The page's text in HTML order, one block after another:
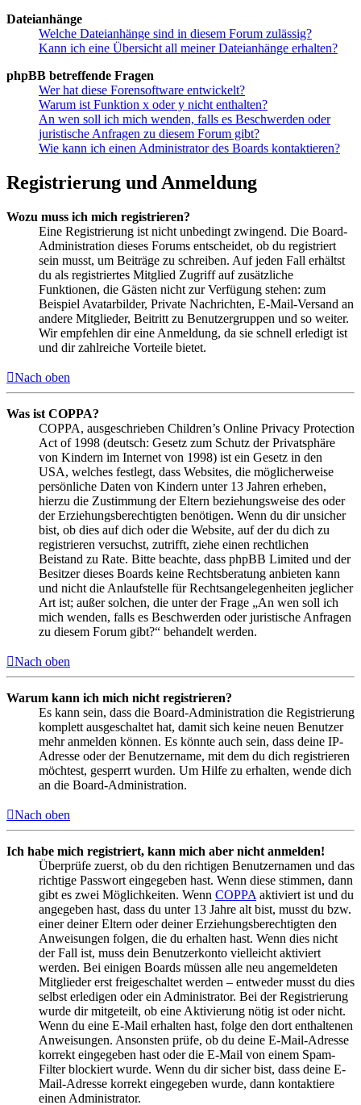
Dateianhänge
Welche Dateianhänge sind in diesem Forum zulässig?
Kann ich eine Übersicht all meiner Dateianhänge erhalten?
phpBB betreffende Fragen
Wer hat diese Forensoftware entwickelt?
Warum ist Funktion x oder y nicht enthalten?
An wen soll ich mich wenden, falls es Beschwerden oder
juristische Anfragen zu diesem Forum gibt?
Wie kann ich einen Administrator des Boards kontaktieren?
Registrierung und Anmeldung
Wozu muss ich mich registrieren?
Eine Registrierung ist nicht unbedingt zwingend. Die Board-
Administration dieses Forums entscheidet, ob du registriert
sein musst, um Beiträge zu schreiben. Auf jeden Fall erhältst
du als registriertes Mitglied Zugriff auf zusätzliche
Funktionen, die Gästen nicht zur Verfügung stehen: zum
Beispiel Avatarbilder, Private Nachrichten, E-Mail-Versand an
andere Mitglieder, Beitritt zu Benutzergruppen und so weiter.
Wir empfehlen dir eine Anmeldung, da sie schnell erledigt ist
und dir zahlreiche Vorteile bietet.
Nach oben
Was ist COPPA?
COPPA, ausgeschrieben Children’s Online Privacy Protection
Act of 1998 (deutsch: Gesetz zum Schutz der Privatsphäre
von Kindern im Internet von 1998) ist ein Gesetz in den
USA, welches festlegt, dass Websites, die möglicherweise
persönliche Daten von Kindern unter 13 Jahren erheben,
hierzu die Zustimmung der Eltern beziehungsweise des oder
der Erziehungsberechtigten benötigen. Wenn du dir unsicher
bist, ob dies auf dich oder die Website, auf der du dich zu
registrieren versuchst, zutrifft, ziehe einen rechtlichen
Beistand zu Rate. Bitte beachte, dass phpBB Limited und der
Besitzer dieses Boards keine Rechtsberatung anbieten kann
und nicht die Anlaufstelle für Rechtsangelegenheiten jeglicher
Art ist; außer solchen, die unter der Frage „An wen soll ich
mich wenden, falls es Beschwerden oder juristische Anfragen
zu diesem Forum gibt?“ behandelt werden.
Nach oben
Warum kann ich mich nicht registrieren?
Es kann sein, dass die Board-Administration die Registrierung
komplett ausgeschaltet hat, damit sich keine neuen Benutzer
mehr anmelden können. Es könnte auch sein, dass deine IP-
Adresse oder der Benutzername, mit dem du dich registrieren
möchtest, gesperrt wurden. Um Hilfe zu erhalten, wende dich
an die Board-Administration.
Nach oben
Ich habe mich registriert, kann mich aber nicht anmelden!
Überprüfe zuerst, ob du den richtigen Benutzernamen und das
richtige Passwort eingegeben hast. Wenn diese stimmen, dann
gibt es zwei Möglichkeiten. Wenn COPPA aktiviert ist und du
angegeben hast, dass du unter 13 Jahre alt bist, musst du bzw.
einer deiner Eltern oder deiner Erziehungsberechtigten den
Anweisungen folgen, die du erhalten hast. Wenn dies nicht
der Fall ist, muss dein Benutzerkonto vielleicht aktiviert
werden. Bei einigen Boards müssen alle neu angemeldeten
Mitglieder erst freigeschaltet werden – entweder musst du dies
selbst erledigen oder ein Administrator. Bei der Registrierung
wurde dir mitgeteilt, ob eine Aktivierung nötig ist oder nicht.
Wenn du eine E-Mail erhalten hast, folge den dort enthaltenen
Anweisungen. Ansonsten prüfe, ob du deine E-Mail-Adresse
korrekt eingegeben hast oder die E-Mail von einem Spam-
Filter blockiert wurde. Wenn du dir sicher bist, dass deine E-
Mail-Adresse korrekt eingegeben wurde, dann kontaktiere
einen Administrator.